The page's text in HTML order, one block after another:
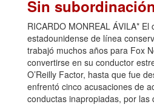
Sin subordinación
RICARDO MONREAL ÁVILA* El
estadounidense de línea
trabajó muchos años para Fox
convertirse en su conductor
O’Reilly Factor, hasta que fue
enfrentó cinco acusaciones de
conductas inapropiadas, por las